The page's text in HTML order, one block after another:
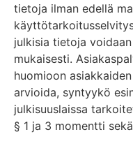
tietoja ilman edellä
julkisia tietoja
mukaisesti.
huomioon
arvioida, syntyykö
julkisuuslaissa
§ 1 ja 3 momentti